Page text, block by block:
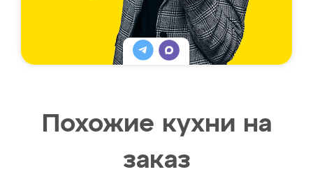
Похожие кухни на
заказ